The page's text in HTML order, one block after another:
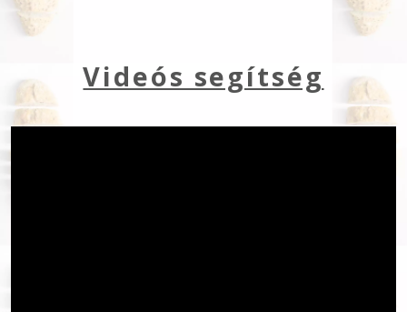
Videós segítség